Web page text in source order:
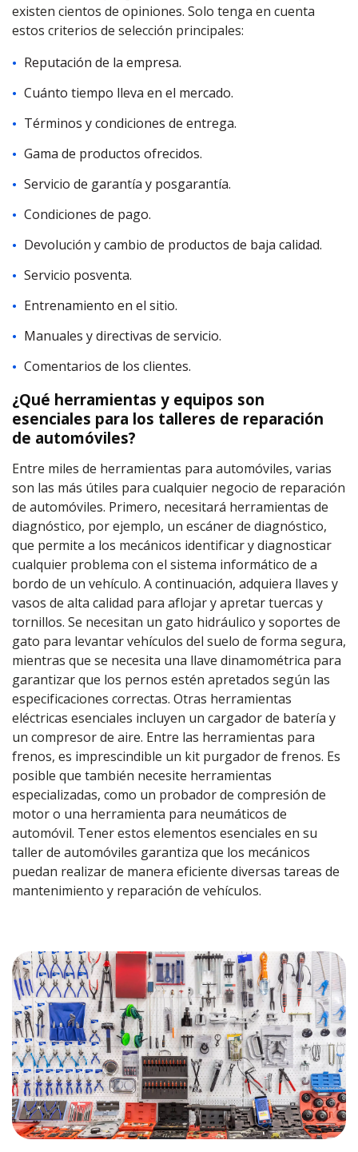
existen cientos de opiniones. Solo tenga en cuenta
estos criterios de selección principales:
Reputación de la empresa.
Cuánto tiempo lleva en el mercado.
Términos y condiciones de entrega.
Gama de productos ofrecidos.
Servicio de garantía y posgarantía.
Condiciones de pago.
Devolución y cambio de productos de baja calidad.
Servicio posventa.
Entrenamiento en el sitio.
Manuales y directivas de servicio.
Comentarios de los clientes.
¿Qué herramientas y equipos son
esenciales para los talleres de reparación
de automóviles?
Entre miles de herramientas para automóviles, varias
son las más útiles para cualquier negocio de reparación
de automóviles. Primero, necesitará herramientas de
diagnóstico, por ejemplo, un escáner de diagnóstico,
que permite a los mecánicos identificar y diagnosticar
cualquier problema con el sistema informático de a
bordo de un vehículo. A continuación, adquiera llaves y
vasos de alta calidad para aflojar y apretar tuercas y
tornillos. Se necesitan un gato hidráulico y soportes de
gato para levantar vehículos del suelo de forma segura,
mientras que se necesita una llave dinamométrica para
garantizar que los pernos estén apretados según las
especificaciones correctas. Otras herramientas
eléctricas esenciales incluyen un cargador de batería y
un compresor de aire. Entre las herramientas para
frenos, es imprescindible un kit purgador de frenos. Es
posible que también necesite herramientas
especializadas, como un probador de compresión de
motor o una herramienta para neumáticos de
automóvil. Tener estos elementos esenciales en su
taller de automóviles garantiza que los mecánicos
puedan realizar de manera eficiente diversas tareas de
mantenimiento y reparación de vehículos.